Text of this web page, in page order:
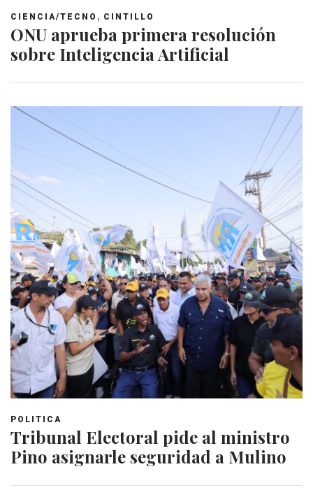
CIENCIA/TECNO , CINTILLO
ONU aprueba primera resolución
sobre Inteligencia Artificial
POLITICA
Tribunal Electoral pide al ministro
Pino asignarle seguridad a Mulino